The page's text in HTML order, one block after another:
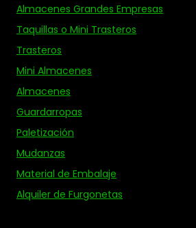
Almacenes Grandes Empresas
Taquillas o Mini Trasteros
Trasteros
Mini Almacenes
Almacenes
Guardarropas
Paletización
Mudanzas
Material de Embalaje
Alquiler de Furgonetas